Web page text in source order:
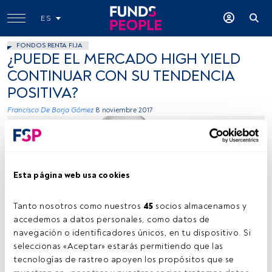
Esta página web usa cookies
Tanto nosotros como nuestros 45 socios almacenamos y
accedemos a datos personales, como datos de
navegación o identificadores únicos, en tu dispositivo. Si
seleccionas «Aceptar» estarás permitiendo que las
tecnologías de rastreo apoyen los propósitos que se
ES
FONDOS RENTA FIJA
¿PUEDE EL MERCADO HIGH YIELD
CONTINUAR CON SU TENDENCIA
POSITIVA?
Francisco De Borja Gómez 8 noviembre 2017
Cedida por Dunas Capital